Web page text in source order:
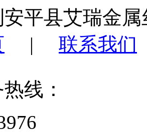
平县艾瑞金
| 联系我们
线：